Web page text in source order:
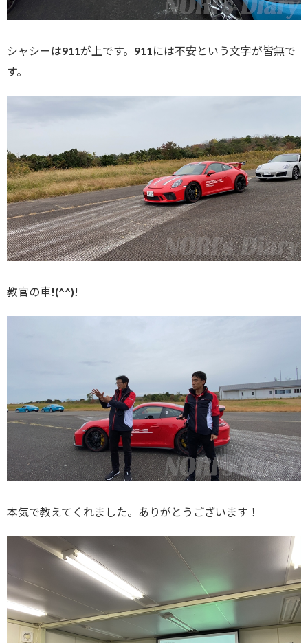
シャシーは911が上です。911には不安という文字が皆無で
す。
教官の車!(^^)!
本気で教えてくれました。ありがとうございます！